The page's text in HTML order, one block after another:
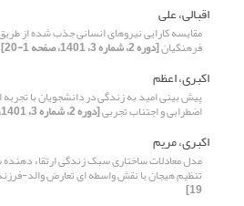
اقبالی، علی
فرهنگیان[دوره 2، شماره 3، 1401، صفحه 1-20]
اکبری، اعظم
اضطرابی و اجتناب تجربی[دوره 2، شماره 3، 1401، صفحه 1-14]
اکبری، مریم
مدل معادلات ساختاری سبک زندگی ارتقاء
تنظیم هیجان با نقش واسطه ای تعارض والد-
19]